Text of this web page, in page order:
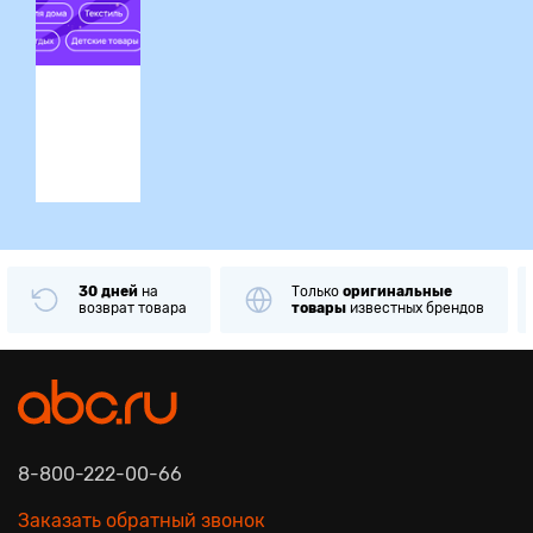
30 дней на
возврат товара
Только оригинальные
товары известных брендов
8-800-222-00-66
Заказать обратный звонок